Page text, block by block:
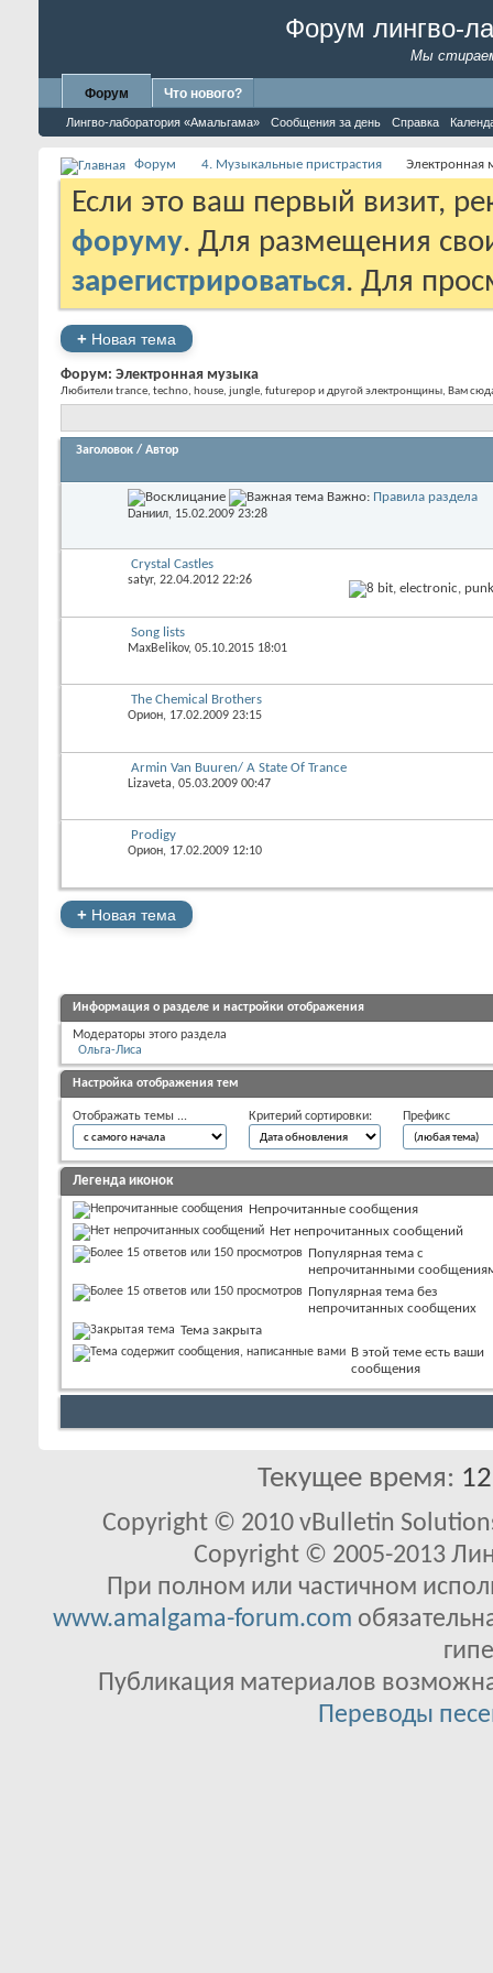
Форум лингво-
Мы
Форум
Лингво-лаборатория «Амальгама» Сообщения за день Справка
Что нового?
Форум 4. Музыкальные пристрастия Электронная
Если это ваш первый визит,
форуму. Для размещения
зарегистрироваться. Для
+ Новая тема
Форум: Электронная музыка
Любители trance, techno, house, jungle, futurepop и другой электронщины, Вам
Заголовок / Автор
Важно: Правила раздела
Dаниил, 15.02.2009 23:28
Crystal Castles
satyr, 22.04.2012 22:26
Song lists
MaxBelikov, 05.10.2015 18:01
The Chemical Brothers
Орион, 17.02.2009 23:15
Armin Van Buuren/ A State Of Trance
Lizaveta, 05.03.2009 00:47
Prodigy
Орион, 17.02.2009 12:10
+ Новая тема
Информация о разделе и настройки отображения
Модераторы этого раздела
Ольга-Лиса
Настройка отображения тем
Отображать темы ... Критерий сортировки: Префикс
Легенда иконок
Непрочитанные сообщения
Нет непрочитанных сообщений
Популярная тема с
непрочитанными
Популярная тема без
непрочитанных сообщених
Тема закрыта
В этой теме есть ваши
сообщения
Текущее время:
Copyright © 2010 vBulletin
Copyright © 2005-2013
При полном или частичном
www.amalgama-forum.com
Публикация материалов
Переводы